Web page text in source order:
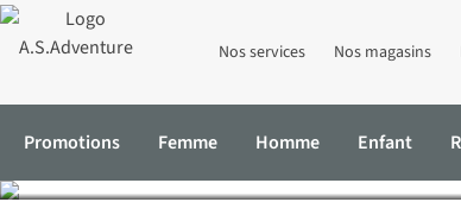
Nos services Nos magasins
Promotions Femme Homme Enfant
Accueil Expertise & Conseils Grenspark Kalmthoutse
Grenspark